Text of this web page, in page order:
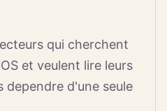
qui cherchent
et veulent lire leurs
dependre d'une seule